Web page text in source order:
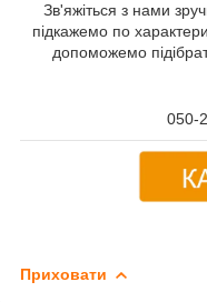
Зв'яжіться з нами
підкажемо по
допоможемо
050-
Приховати